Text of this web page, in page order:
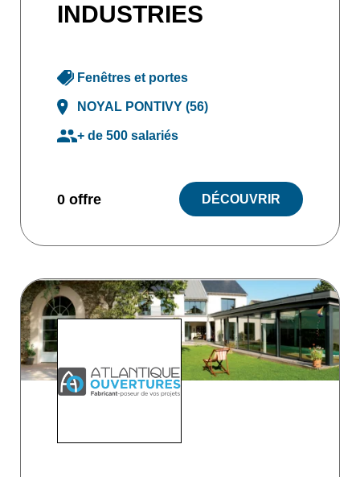
INDUSTRIES
Fenêtres et portes
NOYAL PONTIVY (56)
+ de 500 salariés
0 offre DÉCOUVRIR